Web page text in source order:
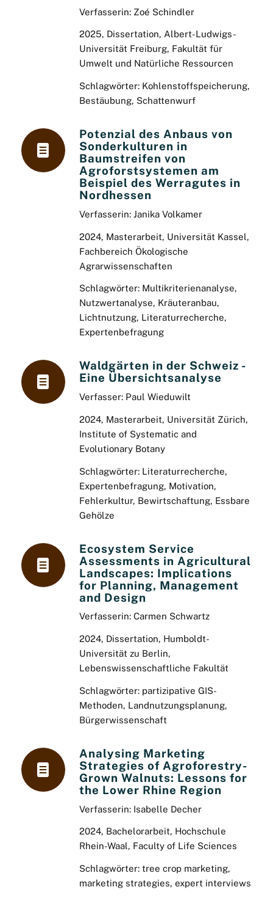
Verfasserin: Zoé Schindler
2025, Dissertation, Albert-Ludwigs-
Universität Freiburg, Fakultät für
Umwelt und Natürliche Ressourcen
Schlagwörter: Kohlenstoffspeicherung,
Bestäubung, Schattenwurf
Potenzial des Anbaus von
Sonderkulturen in
Baumstreifen von
Agroforstsystemen am
Beispiel des Werragutes in
Nordhessen
Verfasserin: Janika Volkamer
2024, Masterarbeit, Universität Kassel,
Fachbereich Ökologische
Agrarwissenschaften
Schlagwörter: Multikriterienanalyse,
Nutzwertanalyse, Kräuteranbau,
Lichtnutzung, Literaturrecherche,
Expertenbefragung
Waldgärten in der Schweiz -
Eine Übersichtsanalyse
Verfasser: Paul Wieduwilt
2024, Masterarbeit, Universität Zürich,
Institute of Systematic and
Evolutionary Botany
Schlagwörter: Literaturrecherche,
Expertenbefragung, Motivation,
Fehlerkultur, Bewirtschaftung, Essbare
Gehölze
Ecosystem Service
Assessments in Agricultural
Landscapes: Implications
for Planning, Management
and Design
Verfasserin: Carmen Schwartz
2024, Dissertation, Humboldt-
Universität zu Berlin,
Lebenswissenschaftliche Fakultät
Schlagwörter: partizipative GIS-
Methoden, Landnutzungsplanung,
Bürgerwissenschaft
Analysing Marketing
Strategies of Agroforestry-
Grown Walnuts: Lessons for
the Lower Rhine Region
Verfasserin: Isabelle Decher
2024, Bachelorarbeit, Hochschule
Rhein-Waal, Faculty of Life Sciences
Schlagwörter: tree crop marketing,
marketing strategies, expert interviews